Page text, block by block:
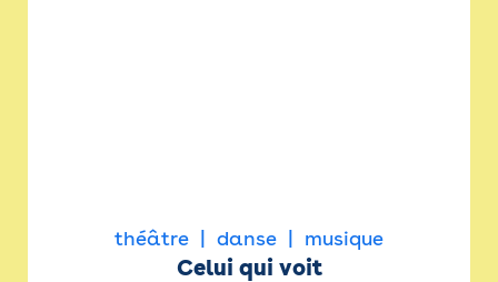
théâtre danse musique
Celui qui voit